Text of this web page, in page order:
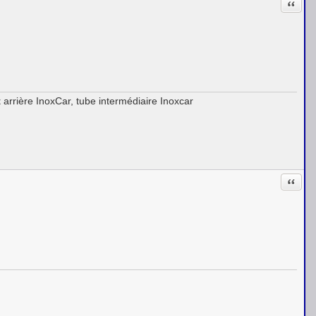
InoxCar, tube intermédiaire Inoxcar